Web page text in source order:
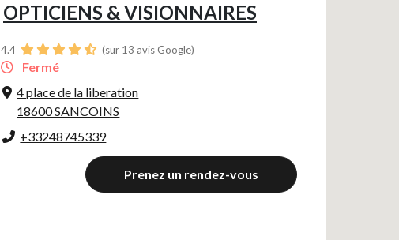
OPTICIENS & VISIONNAIRES
4.4 (sur 13 avis Google)
Fermé
4 place de la liberation
18600 SANCOINS
+33248745339
Prenez un rendez-vous